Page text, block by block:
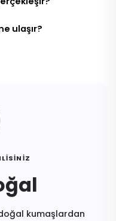
ulaşır?
kumaşlardan